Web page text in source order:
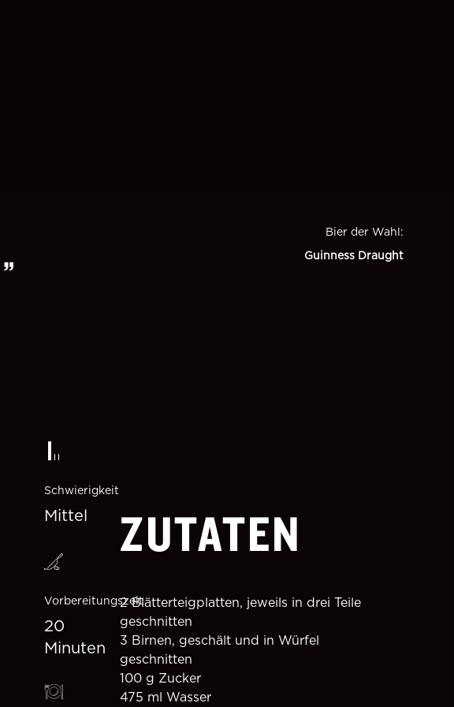
Bier der Wahl:
Guinness Draught
Schwierigkeit
Mittel
Vorbereitungszeit
20
Minuten
ZUTATEN
2 Blätterteigplatten, jeweils in drei Teile
geschnitten
3 Birnen, geschält und in Würfel
geschnitten
100 g Zucker
475 ml Wasser